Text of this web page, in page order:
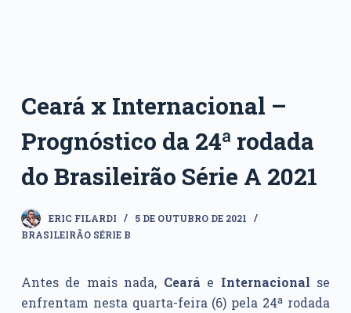
Ceará x Internacional –
Prognóstico da 24ª rodada
do Brasileirão Série A 2021
ERIC FILARDI
5 DE OUTUBRO DE 2021
BRASILEIRÃO SÉRIE B
Antes de mais nada, Ceará e Internacional se
enfrentam nesta quarta-feira (6) pela 24ª rodada